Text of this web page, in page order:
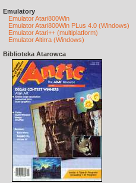
Emulatory
Emulator Atari800Win
Emulator Atari800Win PLus 4.0 (Windows)
Emulator Atari++ (multiplatform)
Emulator Altirra (Windows)
Biblioteka Atarowca